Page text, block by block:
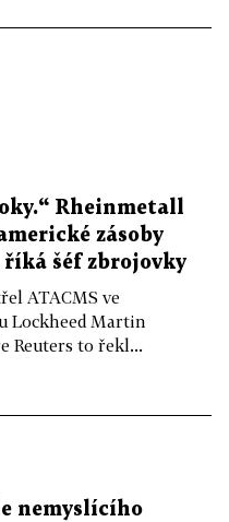
Rheinmetall
zásoby
říká šéf zbrojovky
ATACMS ve
Lockheed Martin
Reuters to řekl...
nemyslícího